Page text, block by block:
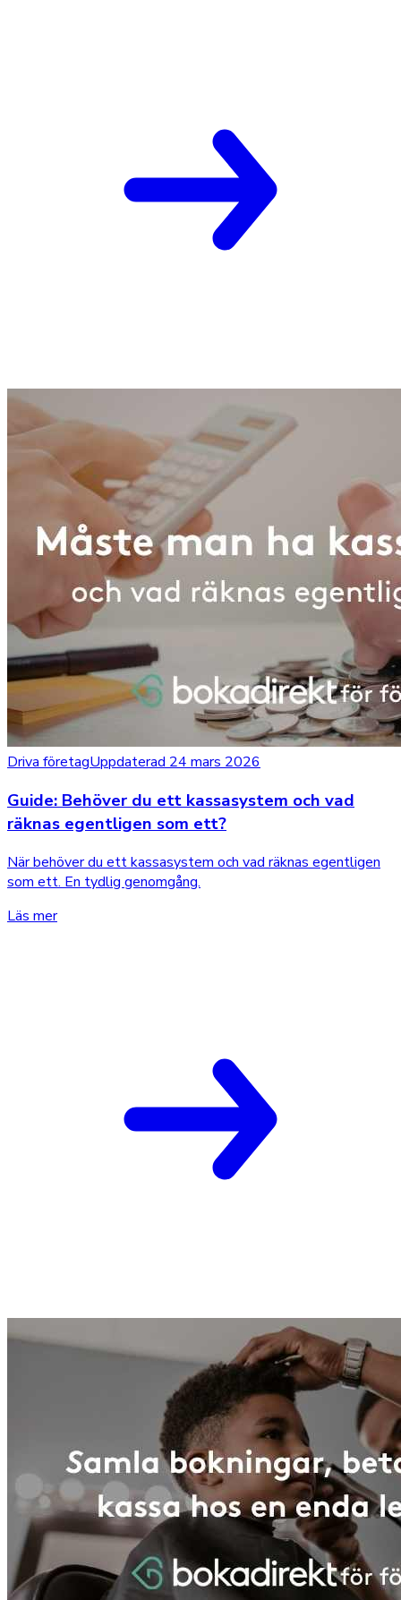
Driva företagUppdaterad 24 mars 2026
Guide: Behöver du ett kassasystem och vad
räknas egentligen som ett?
När behöver du ett kassasystem och vad räknas egentligen
som ett. En tydlig genomgång.
Läs mer